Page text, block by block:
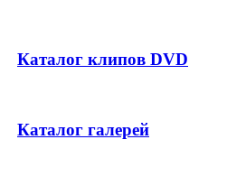
Каталог клипов DVD
Каталог галерей